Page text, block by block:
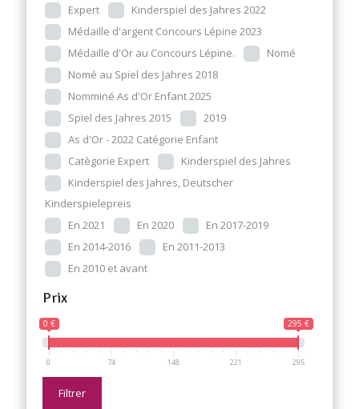
Expert
Kinderspiel des Jahres 2022
Médaille d'argent Concours Lépine 2023
Médaille d'Or au Concours Lépine.
Nomé
Nomé au Spiel des Jahres 2018
Nomminé As d'Or Enfant 2025
Spiel des Jahres 2015
2019
As d'Or - 2022 Catégorie Enfant
Catègorie Expert
Kinderspiel des Jahres
Kinderspiel des Jahres, Deutscher
Kinderspielepreis
En 2021
En 2020
En 2017-2019
En 2014-2016
En 2011-2013
En 2010 et avant
Prix
0 € 295 €
0 74 148 221 295
Filtrer